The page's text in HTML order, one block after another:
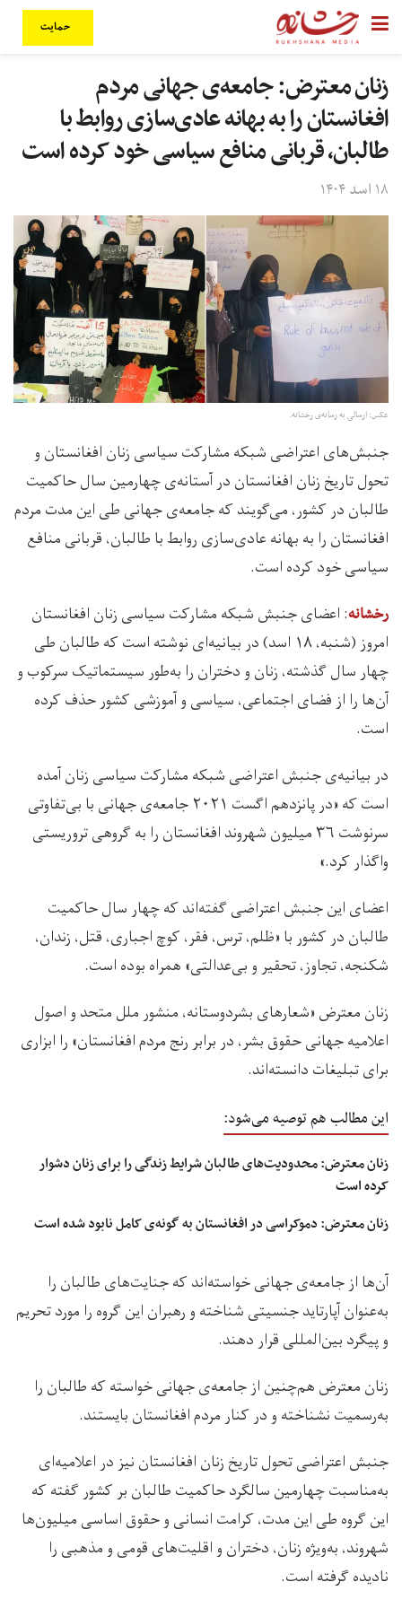
حمایت
زنان معترض: جامعه‌ی جهانی مردم
افغانستان را به بهانه عادی‌سازی روابط با
طالبان، قربانی منافع سیاسی خود کرده است
۱۸ اسد ۱۴۰۴
عکس: ارسالی به رسانه‌ی رخشانه.
جنبش‌‌های اعتراضی شبکه مشارکت سیاسی زنان افغانستان و
تحول تاریخ زنان افغانستان در آستانه‌ی چهارمین سال حاکمیت
طالبان در کشور، می‌گویند که جامعه‌ی جهانی طی این مدت مردم
افغانستان را به بهانه عادی‌سازی روابط با طالبان، قربانی منافع
سیاسی خود کرده است.
رخشانه: اعضای جنبش شبکه مشارکت سیاسی زنان افغانستان
امروز (شنبه، ۱۸ اسد) در بیانیه‌ای نوشته است که طالبان طی
چهار سال گذشته، زنان و دختران را به‌طور سیستماتیک سرکوب و
آن‌ها را از فضای اجتماعی، سیاسی و آموزشی کشور حذف کرده
است.
در بیانیه‌ی جنبش اعتراضی شبکه مشارکت سیاسی زنان آمده
است که «در پانزدهم اگست ۲۰۲۱ جامعه‌ی جهانی با بی‌تفاوتی
سرنوشت ۳۶ میلیون شهروند افغانستان را به گروهی تروریستی
واگذار کرد.»
اعضای این جنبش اعتراضی گفته‌اند که چهار سال حاکمیت
طالبان در کشور با «ظلم، ترس، فقر، کوچ اجباری، قتل، زندان،
شکنجه، تجاوز، تحقیر و بی‌عدالتی» همراه بوده است.
زنان معترض «شعارهای بشر‌دوستانه، منشور ملل متحد و اصول
اعلامیه جهانی حقوق بشر، در برابر رنج مردم افغانستان» را ابزاری
برای تبلیغات دانسته‌اند.
این مطالب هم توصیه می‌شود:
زنان معترض: محدودیت‌های طالبان شرایط زندگی را برای زنان دشوار
کرده است
زنان معترض: دموکراسی در افغانستان به گونه‌ی کامل نابود شده است
آن‌ها از جامعه‌ی جهانی خواسته‌اند که جنایت‌های طالبان را
به‌عنوان آپارتاید جنسیتی شناخته و رهبران این گروه را مورد تحریم
و پیگرد بین‌المللی قرار دهند.
زنان معترض هم‌چنین از جامعه‌ی جهانی خواسته که طالبان را
به‌رسمیت نشناخته و در کنار مردم افغانستان بایستند.
جنبش اعتراضی تحول تاریخ زنان افغانستان نیز در اعلامیه‌‌ای
به‌مناسبت چهارمین سالگرد حاکمیت طالبان بر کشور گفته که
این گروه طی این مدت، کرامت انسانی و حقوق اساسی میلیون‌ها
شهروند، به‌ویژه زنان، دختران و اقلیت‌های قومی و مذهبی را
نادیده گرفته است.